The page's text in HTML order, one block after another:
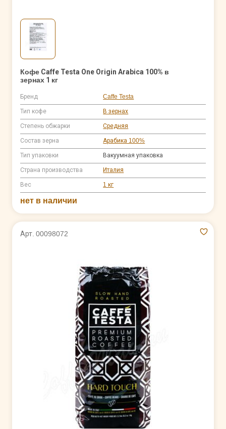
Кофе Caffe Testa One Origin Arabica 100% в
зернах 1 кг
Бренд Caffe Testa
Тип кофе В зернах
Степень обжарки Средняя
Состав зерна Арабика 100%
Тип упаковки Вакуумная упаковка
Страна производства Италия
Вес 1 кг
нет в наличии
Арт. 00098072